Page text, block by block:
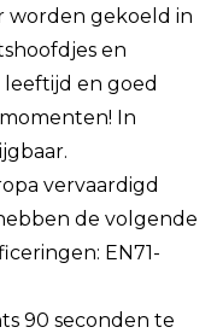
worden gekoeld in
en
leeftijd en goed
In
vervaardigd
de volgende
EN71-
90 seconden te